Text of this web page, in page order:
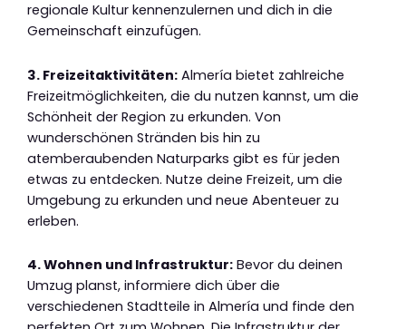
regionale Kultur kennenzulernen und dich in die
Gemeinschaft einzufügen.
3. Freizeitaktivitäten: Almería bietet zahlreiche
Freizeitmöglichkeiten, die du nutzen kannst, um die
Schönheit der Region zu erkunden. Von
wunderschönen Stränden bis hin zu
atemberaubenden Naturparks gibt es für jeden
etwas zu entdecken. Nutze deine Freizeit, um die
Umgebung zu erkunden und neue Abenteuer zu
erleben.
4. Wohnen und Infrastruktur: Bevor du deinen
Umzug planst, informiere dich über die
verschiedenen Stadtteile in Almería und finde den